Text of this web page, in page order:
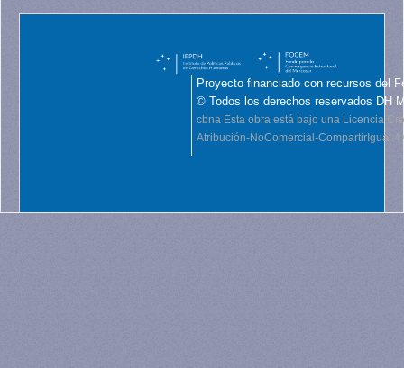
Proyecto financiado con recursos del
© Todos los derechos reservados DH
cbna Esta obra está bajo una Licencia
Atribución-NoComercial-CompartirIgual